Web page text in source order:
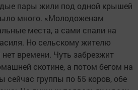
пары жили под одной крышей
много. «Молодоженам
места, а сами спали на
Но сельскому жителю
времени. Чуть забрезжит
скотине, а потом бегом на
сейчас группы по 55 коров, обе